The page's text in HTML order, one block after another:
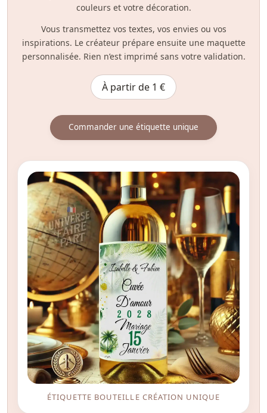
couleurs et votre décoration.
Vous transmettez vos textes, vos envies ou vos
inspirations. Le créateur prépare ensuite une maquette
personnalisée. Rien n’est imprimé sans votre validation.
À partir de 1 €
Commander une étiquette unique
ÉTIQUETTE BOUTEILLE CRÉATION UNIQUE